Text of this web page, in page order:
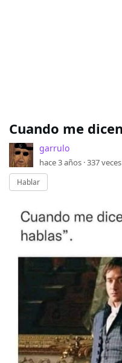
Cuando me
garrulo
hace 3 años ·337
Hablar